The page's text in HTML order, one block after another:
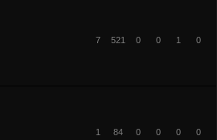
7 521 0 0 1 0
1 84 0 0 0 0